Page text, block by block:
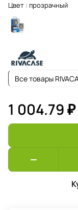
Цвет : прозрачный
Все товары
1 004.79 ₽